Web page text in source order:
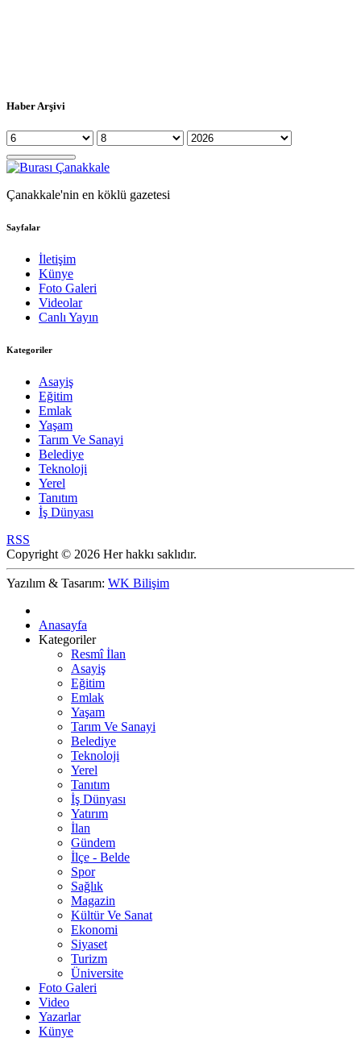
Haber Arşivi
Çanakkale'nin en köklü gazetesi
Sayfalar
İletişim
Künye
Foto Galeri
Videolar
Canlı Yayın
Kategoriler
Asayiş
Eğitim
Emlak
Yaşam
Tarım Ve Sanayi
Belediye
Teknoloji
Yerel
Tanıtım
İş Dünyası
RSS
Copyright © 2026 Her hakkı saklıdır.
Yazılım & Tasarım: WK Bilişim
Anasayfa
Kategoriler
Resmî İlan
Asayiş
Eğitim
Emlak
Yaşam
Tarım Ve Sanayi
Belediye
Teknoloji
Yerel
Tanıtım
İş Dünyası
Yatırım
İlan
Gündem
İlçe - Belde
Spor
Sağlık
Magazin
Kültür Ve Sanat
Ekonomi
Siyaset
Turizm
Üniversite
Foto Galeri
Video
Yazarlar
Künye